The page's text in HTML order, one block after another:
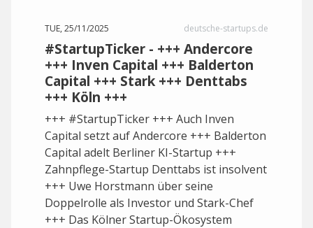
TUE, 25/11/2025 deutsche-startups.de
#StartupTicker - +++ Andercore
+++ Inven Capital +++ Balderton
Capital +++ Stark +++ Denttabs
+++ Köln +++
+++ #StartupTicker +++ Auch Inven
Capital setzt auf Andercore +++ Balderton
Capital adelt Berliner KI-Startup +++
Zahnpflege-Startup Denttabs ist insolvent
+++ Uwe Horstmann über seine
Doppelrolle als Investor und Stark-Chef
+++ Das Kölner Startup-Ökosystem